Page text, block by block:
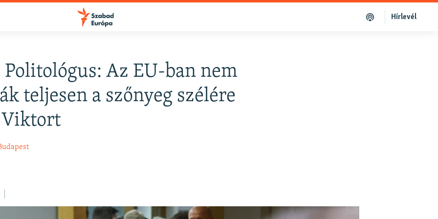
Hírlevél
Politológus: Az EU-ban nem
teljesen a szőnyeg szélére
Viktort